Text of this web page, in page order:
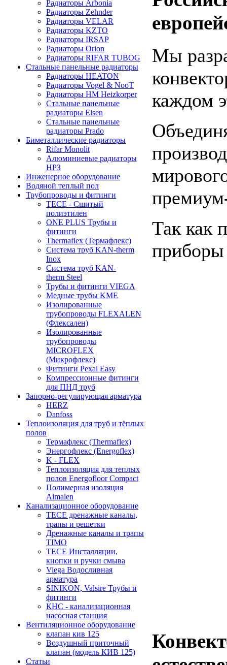
Радиаторы Arbonia
Радиаторы Zehnder
Радиаторы VELAR
Радиаторы KZTO
Радиаторы IRSAP
Радиаторы Orion
Радиаторы RIFAR TUBOG
Стальные панельные радиаторы
Радиаторы HEATON
Радиаторы Vogel & NooT
Радиаторы HM Heizkorper
Стальные панельные
радиаторы Elsen
Стальные панельные
радиаторы Prado
Биметаллические радиаторы
Rifar Monolit
Алюминиевые радиаторы
НРЗ
Инженерное оборудование
Водяной теплый пол
Трубопроводы и фитинги
ТЕСЕ - Сшитый
полиэтилен
ONE PLUS Трубы и
фитинги
Thermaflex (Термафлекс)
Система труб KAN-therm
Inox
Система труб KAN-
therm Steel
Трубы и фитинги VIEGA
Медные трубы KME
Изолированные
трубопроводы FLEXALEN
(Флексален)
Изолированные
трубопроводы
MICROFLEX
(Микрофлекс)
Фитинги Pexal Easy
Компрессионные фитинги
для ПНД труб
Запорно-регулирующая арматура
HERZ
Danfoss
Теплоизоляция для труб и тёплых
полов
Термафлекс (Thermaflex)
Энергофлекс (Energoflex)
K - FLEX
Теплоизоляция для теплых
полов Energofloor Compact
Полимерная изоляция
Almalen
Канализационное оборудование
TECE дренажные каналы,
трапы и решетки
Дренажные каналы и трапы
TIMO
TECE Инсталляции,
кнопки и ручки смыва
Viega Водосливная
арматура
SINIKON, Valsire Трубы и
фитинги
КНС - канализационная
насосная станция
Вентиляционное оборудование
клапан кив 125
Воздушный приточный
клапан (модель КИВ 125)
Статьи
Мы
каждом
Так как